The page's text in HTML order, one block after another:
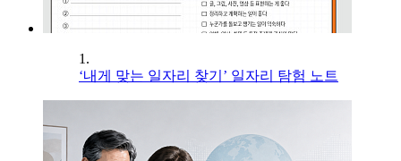
1.
‘내게 맞는 일자리 찾기’ 일자리 탐험 노트